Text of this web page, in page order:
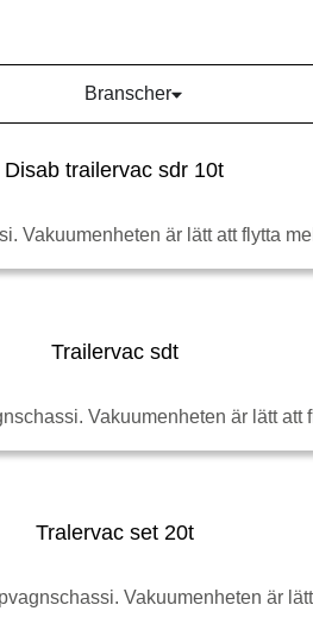
Branscher
Vakuumenheten är lätt att flytta
Vakuumenheten är lätt
Vakuumenheten är